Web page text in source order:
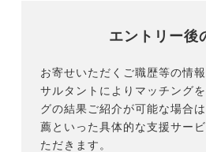
エントリー後
お寄せいただくご職歴等の情
サルタントによりマッチング
グの結果ご紹介が可能な場合
薦といった具体的な支援サー
ただきます。